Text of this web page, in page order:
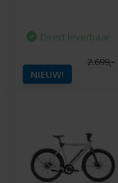
NIEUW!
Direct leverbaar
2.699,-